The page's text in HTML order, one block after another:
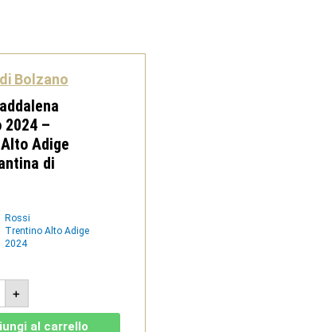
Bolzano
2024 –
Adige
di
Rossi
Trentino Alto Adige
2024
+
al carrello